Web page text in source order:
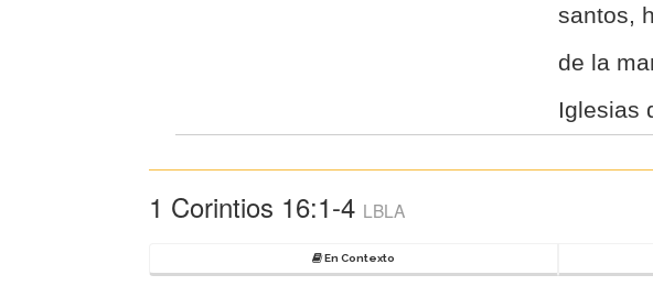
santos,
de la
Iglesias
1 Corintios 16:1-4 LBLA
En Contexto